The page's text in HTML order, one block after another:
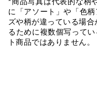
に「アソート」や「色
ズや柄が違っている場
るために複数個写って
ト商品ではありません。